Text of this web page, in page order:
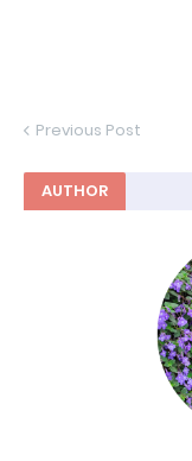
Previous Post
AUTHOR